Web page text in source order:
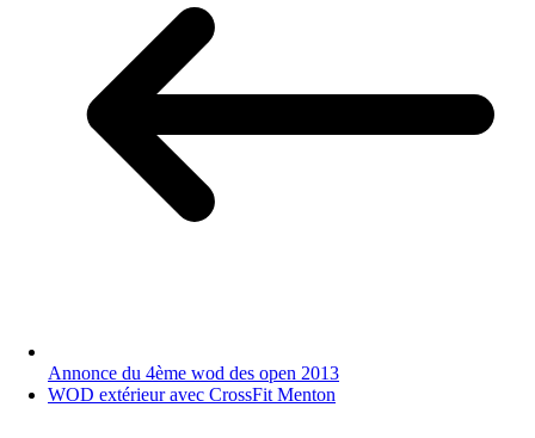
Annonce du 4ème wod des open 2013
WOD extérieur avec CrossFit Menton